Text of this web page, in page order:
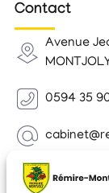
Contact
Avenue
0594 35
Newsletter